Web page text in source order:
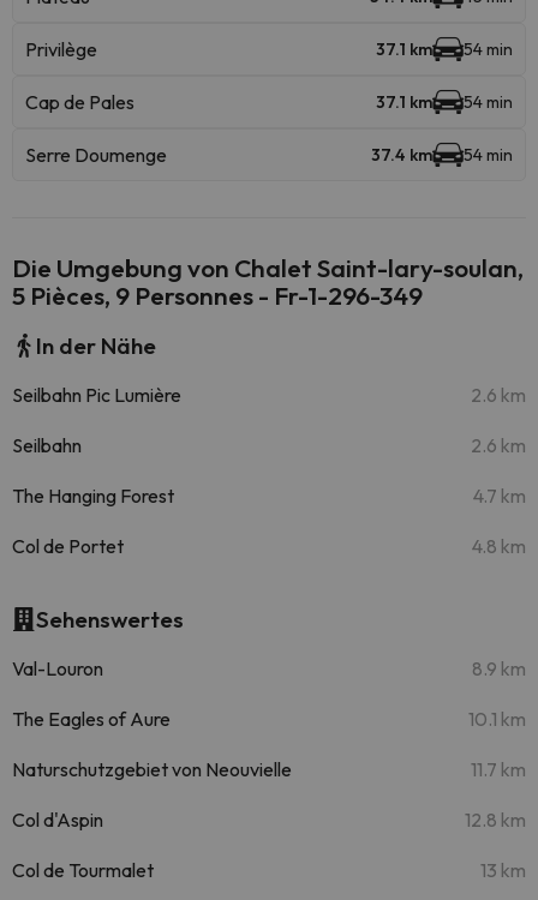
Privilège 37.1 km 54 min
Cap de Pales 37.1 km 54 min
Serre Doumenge 37.4 km 54 min
Die Umgebung von Chalet Saint-lary-soulan,
5 Pièces, 9 Personnes - Fr-1-296-349
In der Nähe
Seilbahn Pic Lumière 2.6 km
Seilbahn 2.6 km
The Hanging Forest 4.7 km
Col de Portet 4.8 km
Sehenswertes
Val-Louron 8.9 km
The Eagles of Aure 10.1 km
Naturschutzgebiet von Neouvielle 11.7 km
Col d'Aspin 12.8 km
Col de Tourmalet 13 km